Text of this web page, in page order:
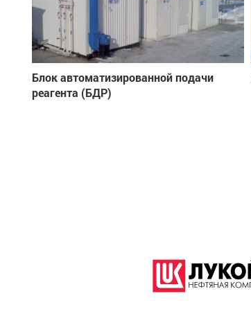
Блок автоматизированной подачи
реагента (БДР)